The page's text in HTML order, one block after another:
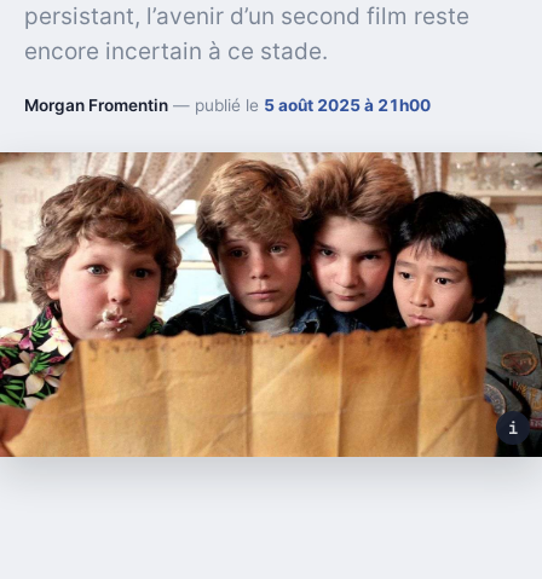
persistant, l’avenir d’un second film reste
encore incertain à ce stade.
Morgan Fromentin — publié le 5 août 2025 à 21h00
i